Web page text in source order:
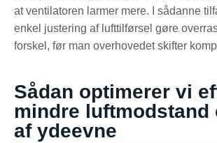
at ventilatoren larmer mere. I sådanne
enkel justering af lufttilførsel gøre
forskel, før man overhovedet skifter
Sådan optimerer vi
mindre luftmodstand
af ydeevne